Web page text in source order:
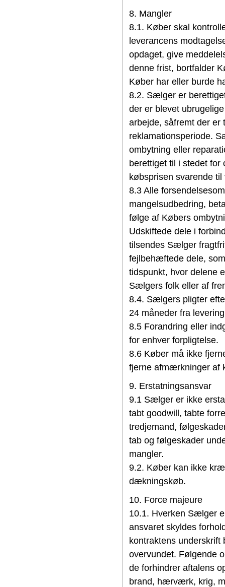
8. Mangler
8.1. Køber skal
leverancens
opdaget, give
denne frist, bortfalder
Køber har eller burde
8.2. Sælger er
der er blevet
arbejde, såfremt der er
reklamationsperiode.
ombytning eller
berettiget til i stedet
købsprisen svarende
8.3 Alle
mangelsudbedring,
følge af Købers
Udskiftede dele i
tilsendes Sælger
fejlbehæftede dele,
tidspunkt, hvor delene
Sælgers folk eller af
8.4. Sælgers pligter
24 måneder fra
8.5 Forandring eller
for enhver forpligtelse.
8.6 Køber må ikke
fjerne afmærkninger af
9. Erstatningsansvar
9.1 Sælger er ikke
tabt goodwill, tabte
tredjemand,
tab og følgeskader
mangler.
9.2. Køber kan ikke
dækningskøb.
10. Force majeure
10.1. Hverken Sælger
ansvaret skyldes
kontraktens
overvundet. Følgende
de forhindrer aftalens
brand, hærværk, krig,